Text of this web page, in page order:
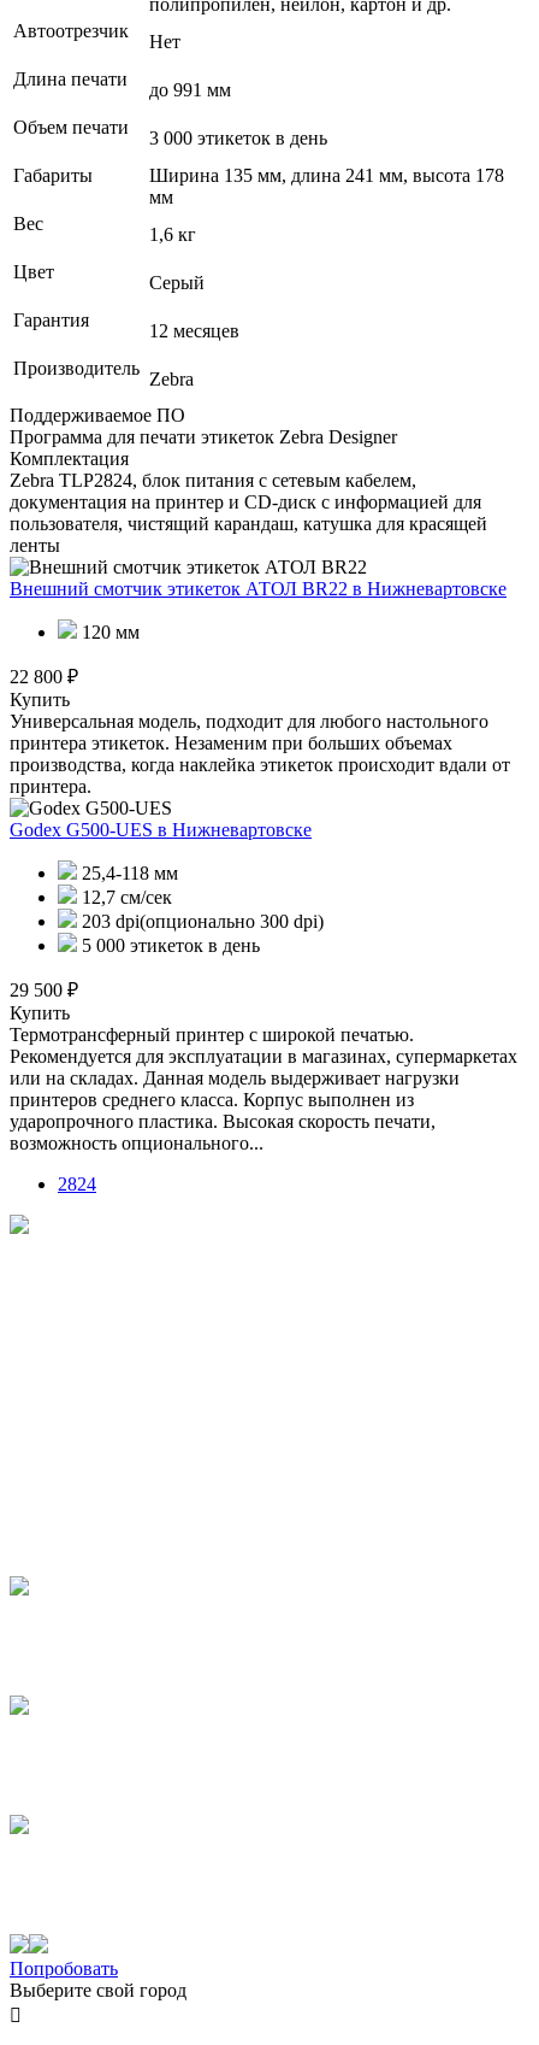
Автоотрезчик
Нет
Длина печати
до 991 мм
Объем печати
3 000 этикеток в день
Габариты
Ширина 135 мм, длина 241 мм, высота 178
мм
Вес
1,6 кг
Цвет
Серый
Гарантия
12 месяцев
Производитель
Zebra
Поддерживаемое ПО
Программа для печати этикеток Zebra Designer
Комплектация
Zebra TLP2824, блок питания с сетевым кабелем,
документация на принтер и СD-диск с информацией для
пользователя, чистящий карандаш, катушка для красящей
ленты
Внешний смотчик этикеток АТОЛ BR22 в Нижневартовске
120 мм
22 800 ₽
Купить
Универсальная модель, подходит для любого настольного
принтера этикеток. Незаменим при больших объемах
производства, когда наклейка этикеток происходит вдали от
принтера.
Godex G500-UES в Нижневартовске
25,4-118 мм
12,7 см/сек
203 dpi(опционально 300 dpi)
5 000 этикеток в день
29 500 ₽
Купить
Термотрансферный принтер с широкой печатью.
Рекомендуется для эксплуатации в магазинах, супермаркетах
или на складах. Данная модель выдерживает нагрузки
принтеров среднего класса. Корпус выполнен из
ударопрочного пластика. Высокая скорость печати,
возможность опционального...
2824
Попробовать
Выберите свой город
